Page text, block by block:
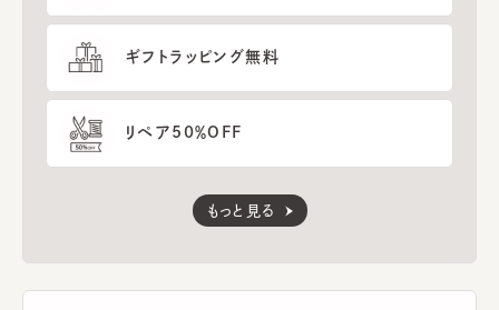
ギフトラッピング無料
リペア50％OFF
もっと見る